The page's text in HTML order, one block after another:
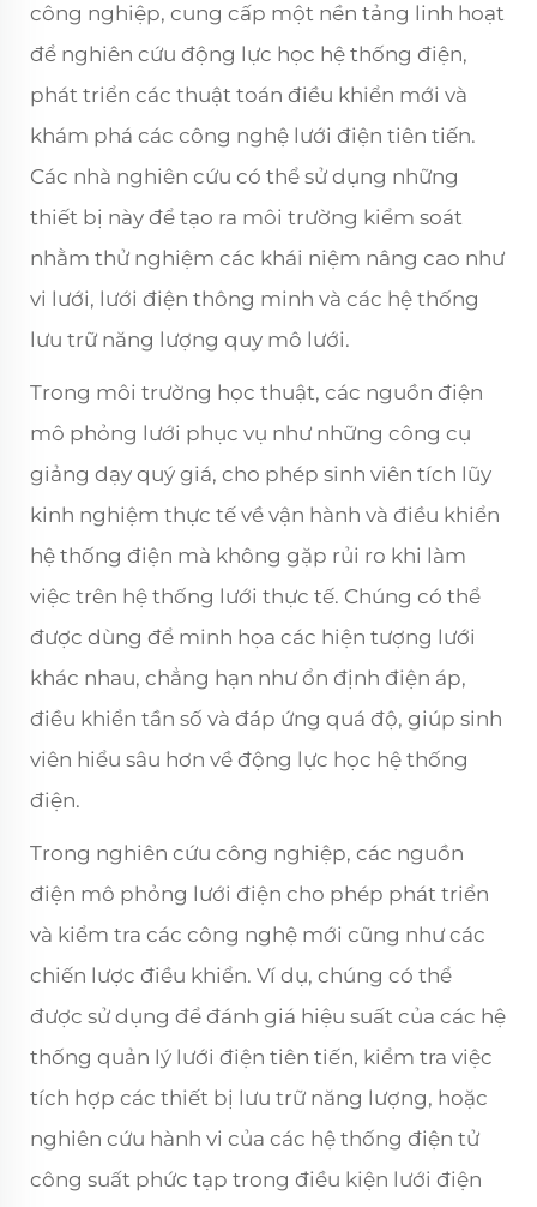
công nghiệp, cung cấp một nền tảng linh hoạt
để nghiên cứu động lực học hệ thống điện,
phát triển các thuật toán điều khiển mới và
khám phá các công nghệ lưới điện tiên tiến.
Các nhà nghiên cứu có thể sử dụng những
thiết bị này để tạo ra môi trường kiểm soát
nhằm thử nghiệm các khái niệm nâng cao như
vi lưới, lưới điện thông minh và các hệ thống
lưu trữ năng lượng quy mô lưới.
Trong môi trường học thuật, các nguồn điện
mô phỏng lưới phục vụ như những công cụ
giảng dạy quý giá, cho phép sinh viên tích lũy
kinh nghiệm thực tế về vận hành và điều khiển
hệ thống điện mà không gặp rủi ro khi làm
việc trên hệ thống lưới thực tế. Chúng có thể
được dùng để minh họa các hiện tượng lưới
khác nhau, chẳng hạn như ổn định điện áp,
điều khiển tần số và đáp ứng quá độ, giúp sinh
viên hiểu sâu hơn về động lực học hệ thống
điện.
Trong nghiên cứu công nghiệp, các nguồn
điện mô phỏng lưới điện cho phép phát triển
và kiểm tra các công nghệ mới cũng như các
chiến lược điều khiển. Ví dụ, chúng có thể
được sử dụng để đánh giá hiệu suất của các hệ
thống quản lý lưới điện tiên tiến, kiểm tra việc
tích hợp các thiết bị lưu trữ năng lượng, hoặc
nghiên cứu hành vi của các hệ thống điện tử
công suất phức tạp trong điều kiện lưới điện